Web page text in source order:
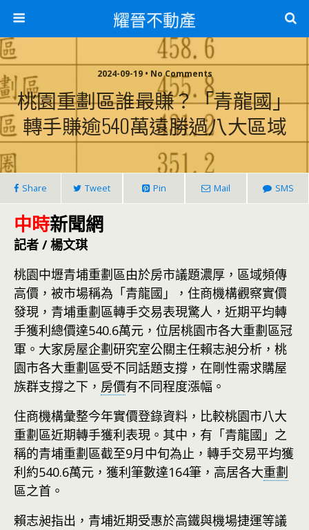
耀晉不動產
2024-09-19 • No Comments
桃園重劃區誰最賺？「青龍國」
轉手賺逾540萬遠勝過八大區域
Share Tweet Pin Mail SMS
中時新聞網
記者 / 楊文琪
桃園中壢青埔重劃區由於房市議題濃厚，區域頻傳
高價，被市場稱為「青龍國」，住商機構觀察實價
發現，青埔重劃區轉手交易表現驚人，近期平均轉
手獲利總價達540.6萬元，位居桃園市各大重劃區冠
軍。大家房屋企劃研究室公關主任賴志昶分析，桃
園市各大重劃區受不同話題支撐，在剛性需求購屋
族群支撐之下， 房價有不同程度漲幅。
住商機構彙整今年實價登錄資料，比較桃園市八大
重劃區近期轉手獲利表現。其中，有「青龍國」之
稱的青埔重劃區截至9月中旬為止，轉手交易平均獲
利約540.6萬元，獲利筆數達164筆，高居各大重劃
區之首。
賴志昶指出，青埔近期受惠於高鐵與機場捷運等議